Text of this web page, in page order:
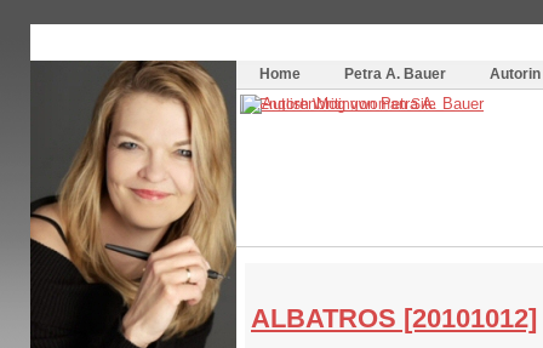
Home
Petra A. Bauer Autorin
ALBATROS [20101012]